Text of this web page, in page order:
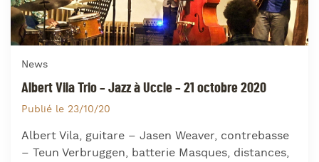
News
Albert Vila Trio – Jazz à Uccle – 21 octobre 2020
Publié le 23/10/20
Albert Vila, guitare – Jasen Weaver, contrebasse
– Teun Verbruggen, batterie Masques, distances,